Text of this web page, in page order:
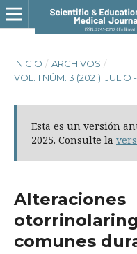
INICIO / ARCHIVOS /
VOL. 1 NÚM. 3 (2021): JULIO
Esta es un versión
2025. Consulte la
Alteraciones
comunes